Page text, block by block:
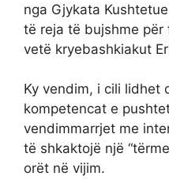
nga Gjykata
të reja të bujshme
vetë kryebashkiakut
Ky vendim, i cili lidhet
kompetencat e
vendimmarrjet me
të shkaktojë një
orët në vijim.